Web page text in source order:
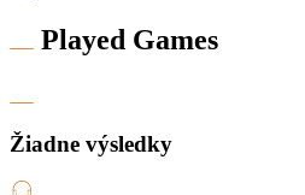
Played Games
Žiadne výsledky